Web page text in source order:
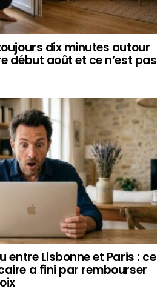
dix minutes autour
début août et ce n’est pas
entre Lisbonne et Paris : ce
a fini par rembourser